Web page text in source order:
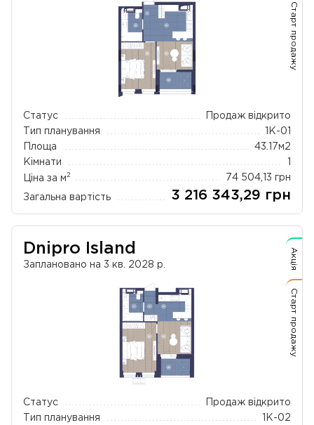
Статус
Продаж відкрито
Тип планування
1К-01
Площа
43.17м2
Кімнати
Ціна за м 2 74 504,13 грн
Загальна вартість 3 216 343,29 грн
Старт продажу
Dnipro Island
Заплановано на 3 кв. 2028 р.
Статус
Продаж відкрито
Тип планування
1К-02
Акція
Старт продажу